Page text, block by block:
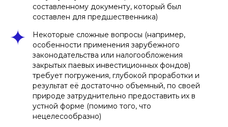
составленному документу, который был
составлен для предшественника)
Некоторые сложные вопросы (например,
особенности применения зарубежного
законодательства или налогообложения
закрытых паевых инвестиционных фондов)
требует погружения, глубокой проработки и
результат её достаточно объемный, по своей
природе затруднительно предоставить их в
устной форме (помимо того, что
нецелесообразно)